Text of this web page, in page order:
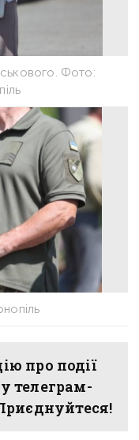
Фото:
про події
телеграм-